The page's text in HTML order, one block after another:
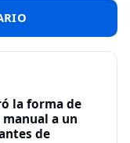
la forma de
a un
de